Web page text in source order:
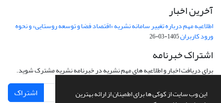
این وب سایت از کوکی ها برای اطمینان از ارائه بهترین
آخرین اخبار
اطلاعیه مهم درباره تغییر سامانه نشریه «اقتصاد فضا و توسعه روستایی» و نحوه
ورود کاربران1405-03-26
اشتراک خبرنامه
برای دریافت اخبار و اطلاعیه های مهم نشریه در خبرنامه نشریه مشترک شوید.
اشتراک